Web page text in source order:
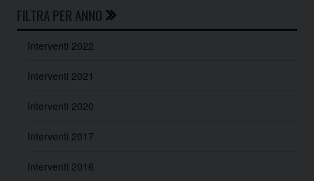
FILTRA PER ANNO
Interventi 2022
Interventi 2021
Interventi 2020
Interventi 2017
Interventi 2016